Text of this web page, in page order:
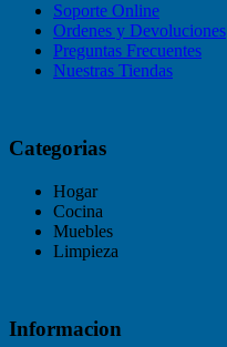
Soporte Online
Ordenes y Devoluciones
Preguntas Frecuentes
Nuestras Tiendas
Categorias
Hogar
Cocina
Muebles
Limpieza
Informacion